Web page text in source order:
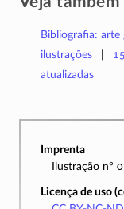
Bibliografia: arte
ilustrações
15
atualizadas
Imprenta
Ilustração nº
Licença de uso